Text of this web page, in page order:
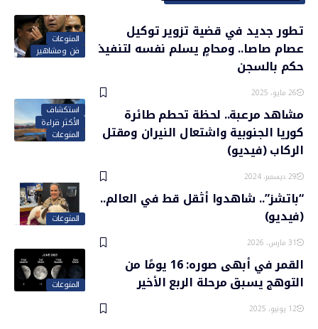
المنوعات
فن ومشاهير
تطور جديد في قضية تزوير توكيل
عصام صاصا.. ومحامٍ يسلم نفسه لتنفيذ
حكم بالسجن
26 مايو، 2025
استكشاف
الأكثر قراءة
المنوعات
مشاهد مرعبة.. لحظة تحطم طائرة
كوريا الجنوبية واشتعال النيران ومقتل
الركاب (فيديو)
29 ديسمبر، 2024
المنوعات
“باتشز”.. شاهدوا أثقل قط في العالم..
(فيديو)
31 مارس، 2026
المنوعات
القمر في أبهى صوره: 16 يومًا من
التوهج يسبق مرحلة الربع الأخير
12 يونيو، 2025